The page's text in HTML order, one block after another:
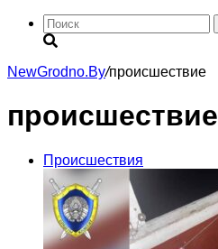
NewGrodno.By/происшествие
происшествие
Происшествия